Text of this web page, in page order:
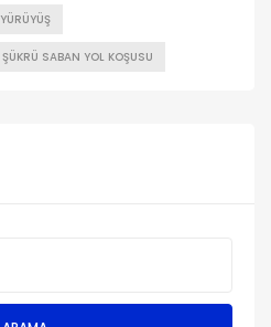
YÜRÜYÜŞ
ŞÜKRÜ SABAN YOL KOŞUSU